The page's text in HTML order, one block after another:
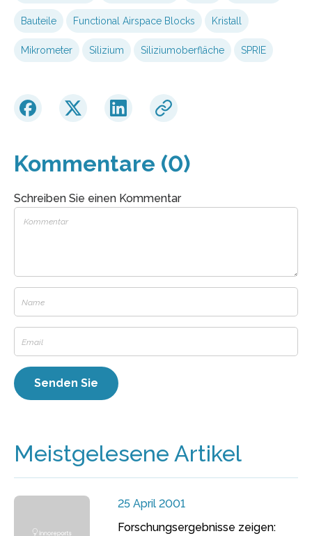
Bauteile Functional Airspace Blocks Kristall
Mikrometer Silizium Siliziumoberfläche SPRIE
Kommentare (0)
Schreiben Sie einen Kommentar
Meistgelesene Artikel
25 April 2001
Forschungsergebnisse zeigen: